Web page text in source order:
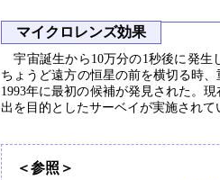
マイクロレンズ効果
宇宙誕生から10万分の1秒後に発生
ちょうど遠方の恒星の前を横切る時
1993年に最初の候補が発見された。
出を目的としたサーベイが実施されて
＜参照＞